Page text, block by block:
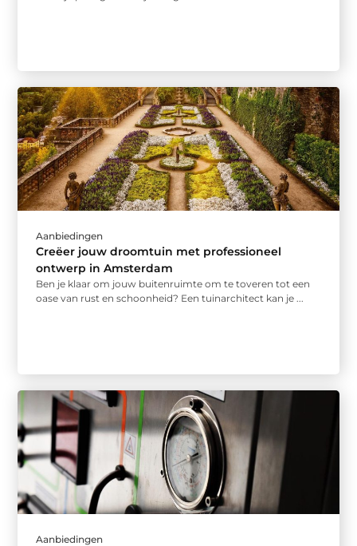
Aanbiedingen
Creëer jouw droomtuin met professioneel
ontwerp in Amsterdam
Ben je klaar om jouw buitenruimte om te toveren tot een
oase van rust en schoonheid? Een tuinarchitect kan je ...
Aanbiedingen